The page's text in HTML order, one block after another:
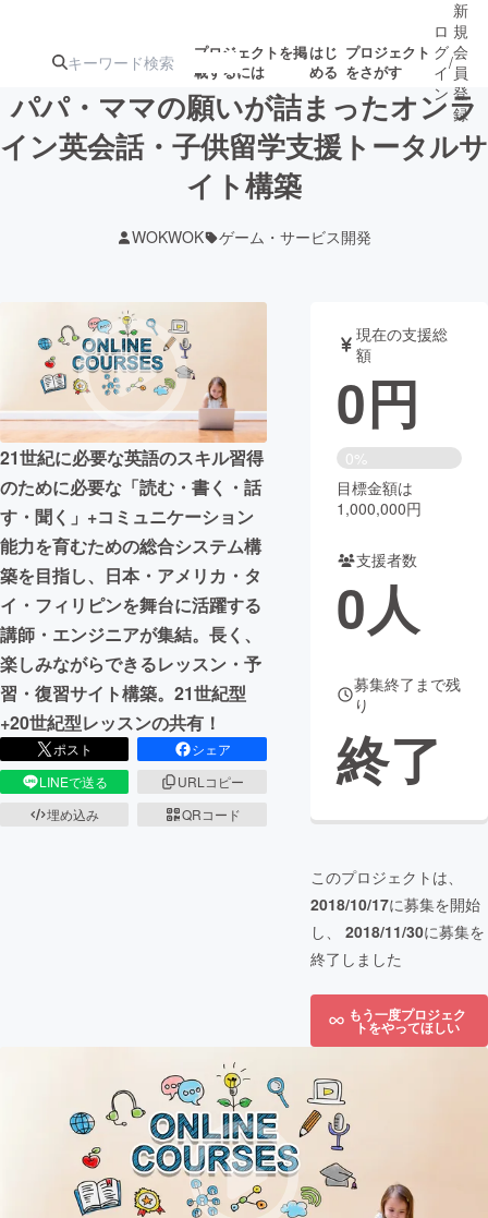
プロジェクトを掲
載するには
はじ
める
プロジェクト
をさがす
注目の新着プロ募集終了が近いプ
テクノロジー・ガジェット
映像・映画 書籍・雑誌
ビジネス・起業 チャレンジ
まちづくり・地域活性化
CAMPFIRE for Social Good
CAMPFIRE Creation
CAMPFIREふるさと納税
コミュニティ
ロ
グ
イ
ン
/
新
規
会
員
登
録
パパ・ママの願いが詰まったオンラ
イン英会話・子供留学支援トータルサ
イト構築
WOKWOK ゲーム・サービス開発
21世紀に必要な英語のスキル習得
のために必要な「読む・書く・話
す・聞く」+コミュニケーション
能力を育むための総合システム構
築を目指し、日本・アメリカ・タ
イ・フィリピンを舞台に活躍する
講師・エンジニアが集結。長く、
楽しみながらできるレッスン・予
習・復習サイト構築。21世紀型
+20世紀型レッスンの共有！
ポスト
シェア
LINEで送る
URLコピー
埋め込み
QRコード
現在の支援総
額
0円
0%
目標金額は
1,000,000円
支援者数
0人
募集終了まで残
り
終了
このプロジェクトは、
2018/10/17に募集を開始
し、 2018/11/30に募集を
終了しました
もう一度プロジェク
トをやってほしい